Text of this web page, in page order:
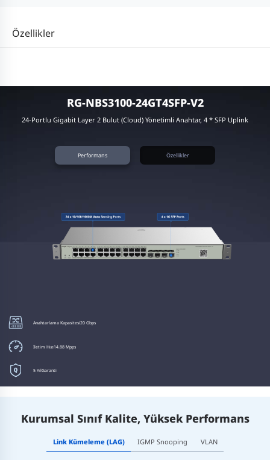
Özellikler
RG-NBS3100-24GT4SFP-V2
24-Portlu Gigabit Layer 2 Bulut (Cloud) Yönetimli Anahtar, 4 * SFP Uplink
Anahtarlama Kapasitesi20 Gbps
İletim Hızı14.88 Mpps
5 YılGaranti
Performans Özellikler
Kurumsal Sınıf Kalite, Yüksek Performans
Link Kümeleme (LAG) IGMP Snooping VLAN